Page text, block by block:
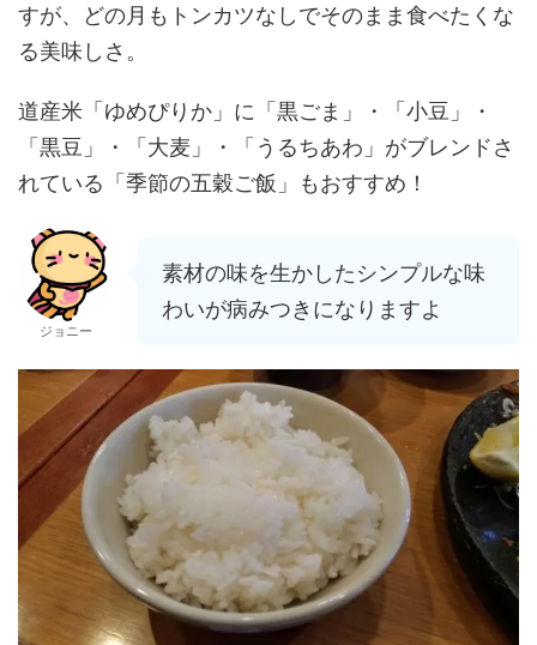
すが、どの月もトンカツなしでそのまま食べたくな
る美味しさ。
道産米「ゆめぴりか」に「黒ごま」・「小豆」・
「黒豆」・「大麦」・「うるちあわ」がブレンドさ
れている「季節の五穀ご飯」もおすすめ！
ジョニー
素材の味を生かしたシンプルな味
わいが病みつきになりますよ